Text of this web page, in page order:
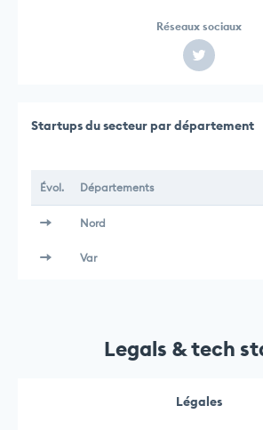
Réseaux sociaux
Startups du secteur par département
Évol. Départements
Nord
Var
Legals & tech
Légales